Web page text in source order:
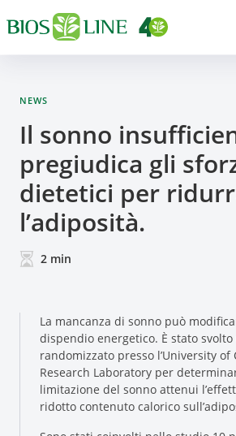
NEWS
Il sonno
pregiudica gli
dietetici per
l’adiposità.
2 min
La mancanza di sonno può
dispendio energetico. È stato
randomizzato presso l’University of
Research Laboratory per
limitazione del sonno attenui
ridotto contenuto calorico